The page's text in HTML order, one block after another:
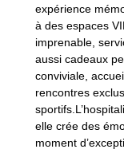
expérience
à des espaces
imprenable,
aussi cadeaux
conviviale,
rencontres
elle crée des
moment